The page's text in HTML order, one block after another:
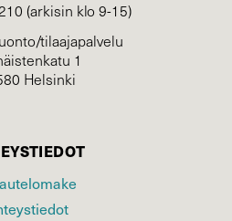
(arkisin klo 9-15)
tilaajapalvelu
1
Helsinki